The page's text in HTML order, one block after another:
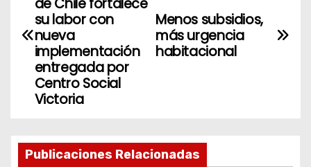
v
c
Menos subsidios,
más urgencia
habitacional
su labor con
nueva
implementación
entregada por
Centro Social
Victoria
Publicaciones Relacionadas